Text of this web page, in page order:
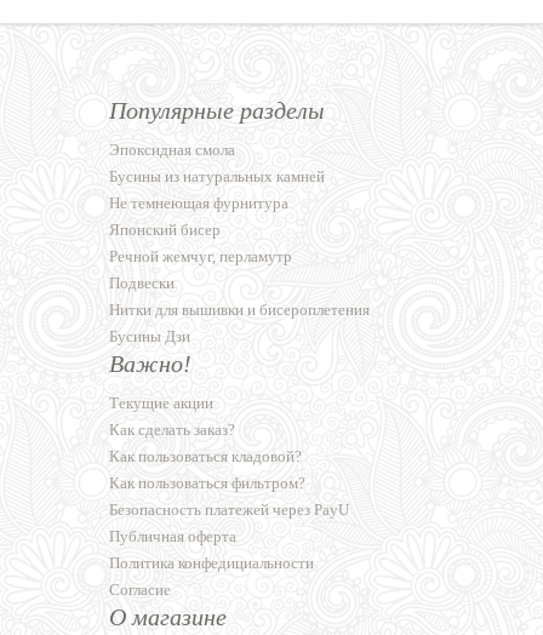
Популярные разделы
Эпоксидная смола
Бусины из натуральных камней
Не темнеющая фурнитура
Японский бисер
Речной жемчуг, перламутр
Подвески
Нитки для вышивки и бисероплетения
Бусины Дзи
Важно!
Текущие акции
Как сделать заказ?
Как пользоваться кладовой?
Как пользоваться фильтром?
Безопасность платежей через PayU
Публичная оферта
Политика конфедициальности
Согласие
О магазине